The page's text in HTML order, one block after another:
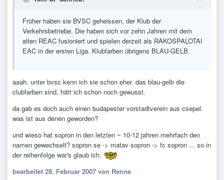
Früher haben sie BVSC geheissen, der Klub der
Verkehrsbetriebe. Die haben sich vor zehn Jahren mit dem
alten REAC fusioniert und spielen derzeit als RAKOSPALOTAI
EAC in der ersten Liga. Klubfarben übrigens BLAU-GELB.
aaah. unter bvsc kenn ich sie schon eher. das blau-gelb die
clubfarben sind, hätt ich schon noch gewusst.
da gab es doch auch einen budapester vorstadtverein aus csepel.
was ist aus denen geworden?
und wieso hat sopron in den letzten ~ 10-12 jahren mehrfach den
namen gewechselt? sopron se -> matav sopron -> fc sopron ... so in
der reihenfolge war's glaub ich.
bearbeitet 28. Februar 2007 von Renne